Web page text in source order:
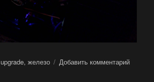
upgrade,железо Добавить комментарийк